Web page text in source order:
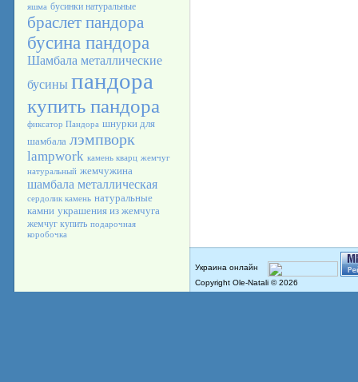
яшма бусинки натуральные
браслет пандора
бусина пандора
Шамбала металлические
бусины пандора
купить пандора
фиксатор Пандора шнурки для
шамбала лэмпворк
lampwork камень кварц жемчуг
натуральный жемчужина
шамбала металлическая
сердолик камень натуральные
камни украшения из жемчуга
жемчуг купить подарочная
коробочка
Copyright Ole-Natali © 2026